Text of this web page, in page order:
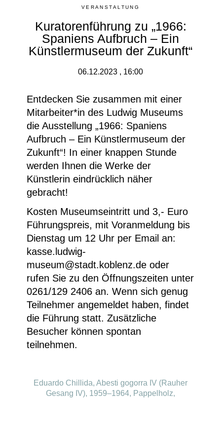
VERANSTALTUNG
Kuratorenführung zu „1966:
Spaniens Aufbruch – Ein
Künstlermuseum der Zukunft“
06.12.2023 , 16:00
Entdecken Sie zusammen mit einer
Mitarbeiter*in des Ludwig Museums
die Ausstellung „1966: Spaniens
Aufbruch – Ein Künstlermuseum der
Zukunft“! In einer knappen Stunde
werden Ihnen die Werke der
Künstlerin eindrücklich näher
gebracht!
Kosten Museumseintritt und 3,- Euro
Führungspreis, mit Voranmeldung bis
Dienstag um 12 Uhr per Email an:
kasse.ludwig-
museum@stadt.koblenz.de oder
rufen Sie zu den Öffnungszeiten unter
0261/129 2406 an. Wenn sich genug
Teilnehmer angemeldet haben, findet
die Führung statt. Zusätzliche
Besucher können spontan
teilnehmen.
Eduardo Chillida, Abesti gogorra IV (Rauher
Gesang IV), 1959–1964, Pappelholz,